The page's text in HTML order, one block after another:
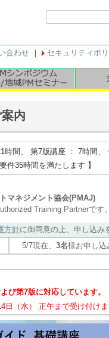
合わせ ｜ セキュリティポ
内
時間、 第7版講座 ： 7時間、
件35時間を満たします 】
マネジメント協会(PMAJ)
Training Partnerです
方針に御同意の上、申し込み
5/7現在、 3名様お申し込
び第7版に対応しています。
日（水） 正午まで受け付け